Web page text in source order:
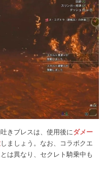
きブレスは、使用後にダメー
しましょう。なお、コラボクエ
は異なり、セクレト騎乗中も